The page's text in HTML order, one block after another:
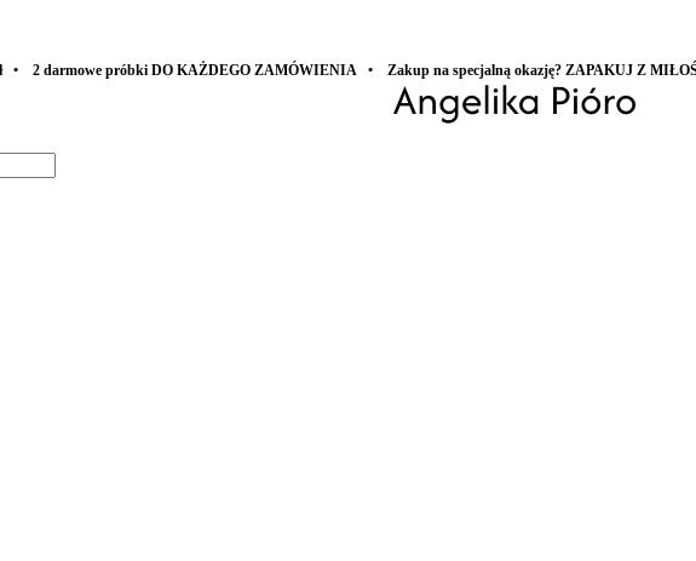
KAŻDEGO ZAMÓWIENIA • Zakup na specjalną okazję? ZAPAKUJ Z MIŁOŚCIĄ